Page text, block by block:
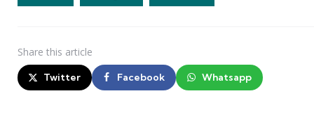
Share this article
Twitter Facebook Whatsapp